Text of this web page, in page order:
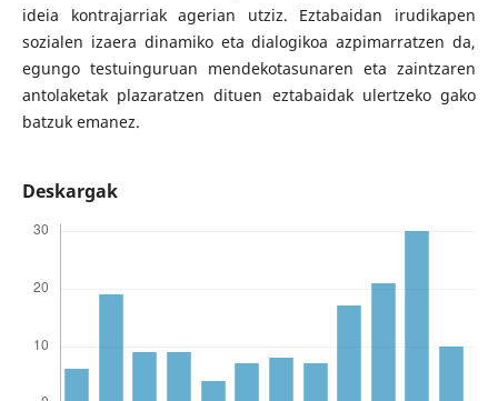
ideia kontrajarriak agerian utziz. Eztabaidan irudikapen
sozialen izaera dinamiko eta dialogikoa azpimarratzen da,
egungo testuinguruan mendekotasunaren eta zaintzaren
antolaketak plazaratzen dituen eztabaidak ulertzeko gako
batzuk emanez.
Deskargak